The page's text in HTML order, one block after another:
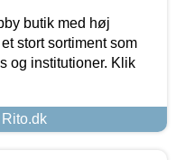
butik med høj
stort sortiment som
og institutioner. Klik